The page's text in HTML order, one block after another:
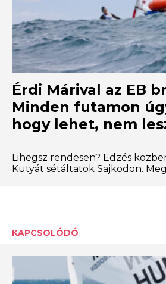
Érdi Márival az EB
Minden futamon
hogy lehet, nem
Lihegsz rendesen? Edzés
Kutyát sétáltatok Sajkodon.
KAPCSOLÓDÓ